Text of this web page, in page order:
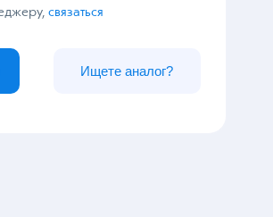
связаться
Ищете аналог?